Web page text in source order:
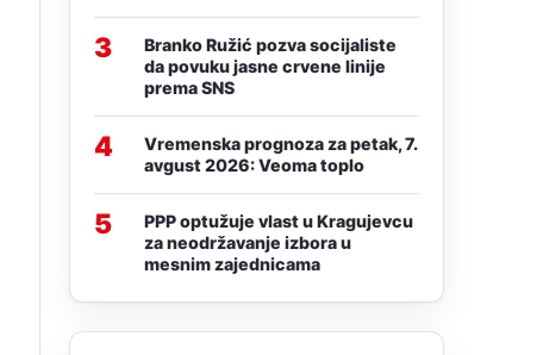
3
Branko Ružić pozva socijaliste
da povuku jasne crvene linije
prema SNS
4
Vremenska prognoza za petak, 7.
avgust 2026: Veoma toplo
5
PPP optužuje vlast u Kragujevcu
za neodržavanje izbora u
mesnim zajednicama